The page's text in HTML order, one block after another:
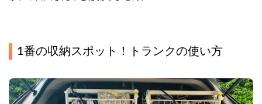
1番の収納スポット！トランクの使い方